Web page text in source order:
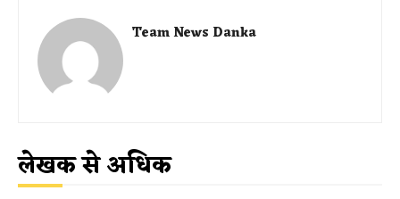
Team News Danka
लेखक से अधिक